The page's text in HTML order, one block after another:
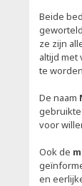
Beide
ze zijn
altijd met
te
De naam
gebruikte
voor
Ook de
en